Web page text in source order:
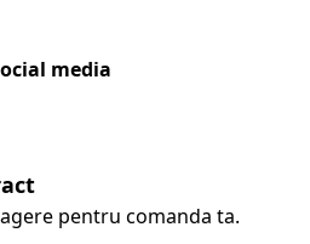
media
pentru comanda ta.